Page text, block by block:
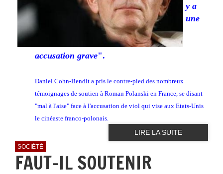
y a
une
accusation grave".
Daniel Cohn-Bendit a pris le contre-pied des nombreux
témoignages de soutien à Roman Polanski en France, se disant
"mal à l'aise" face à l'accusation de viol qui vise aux Etats-Unis
le cinéaste franco-polonais.
LIRE LA SUITE
SOCIÉTÉ
FAUT-IL SOUTENIR